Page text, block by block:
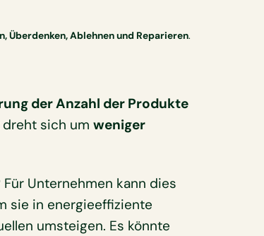
Überdenken, Ablehnen und Reparieren.
der Anzahl der Produkte
dreht sich um weniger
Unternehmen kann dies
sie in energieeffiziente
umsteigen. Es könnte